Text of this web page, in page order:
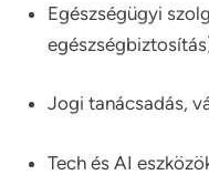
Egészségügyi
Jogi tanácsadás,
Tech és AI